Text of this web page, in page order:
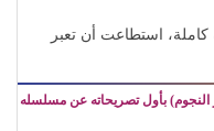
كاملة، استطاعت أن تعبر
بأول تصريحاته عن مسلسله